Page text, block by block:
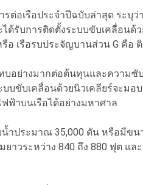
อเรือประจำปีฉบับล่าสุด ระบุว่
ด้รับการติดตั้งระบบขับเคลื่อนด้
รือ เรือรบประจัญบานส่วน G คือ
บอย่างมากต่อต้นทุนและความซั
ขับเคลื่อนด้วยนิวเคลียร์จะมอ
ฟ้าบนเรือได้อย่างมหาศาล
น้ำประมาณ 35,000 ตัน หรือมีข
าวระหว่าง 840 ถึง 880 ฟุต แล